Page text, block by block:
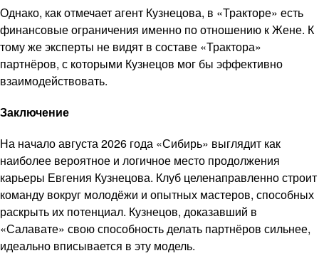
Однако, как отмечает агент Кузнецова, в «Тракторе» есть
финансовые ограничения именно по отношению к Жене. К
тому же эксперты не видят в составе «Трактора»
партнёров, с которыми Кузнецов мог бы эффективно
взаимодействовать.
Заключение
На начало августа 2026 года «Сибирь» выглядит как
наиболее вероятное и логичное место продолжения
карьеры Евгения Кузнецова. Клуб целенаправленно строит
команду вокруг молодёжи и опытных мастеров, способных
раскрыть их потенциал. Кузнецов, доказавший в
«Салавате» свою способность делать партнёров сильнее,
идеально вписывается в эту модель.